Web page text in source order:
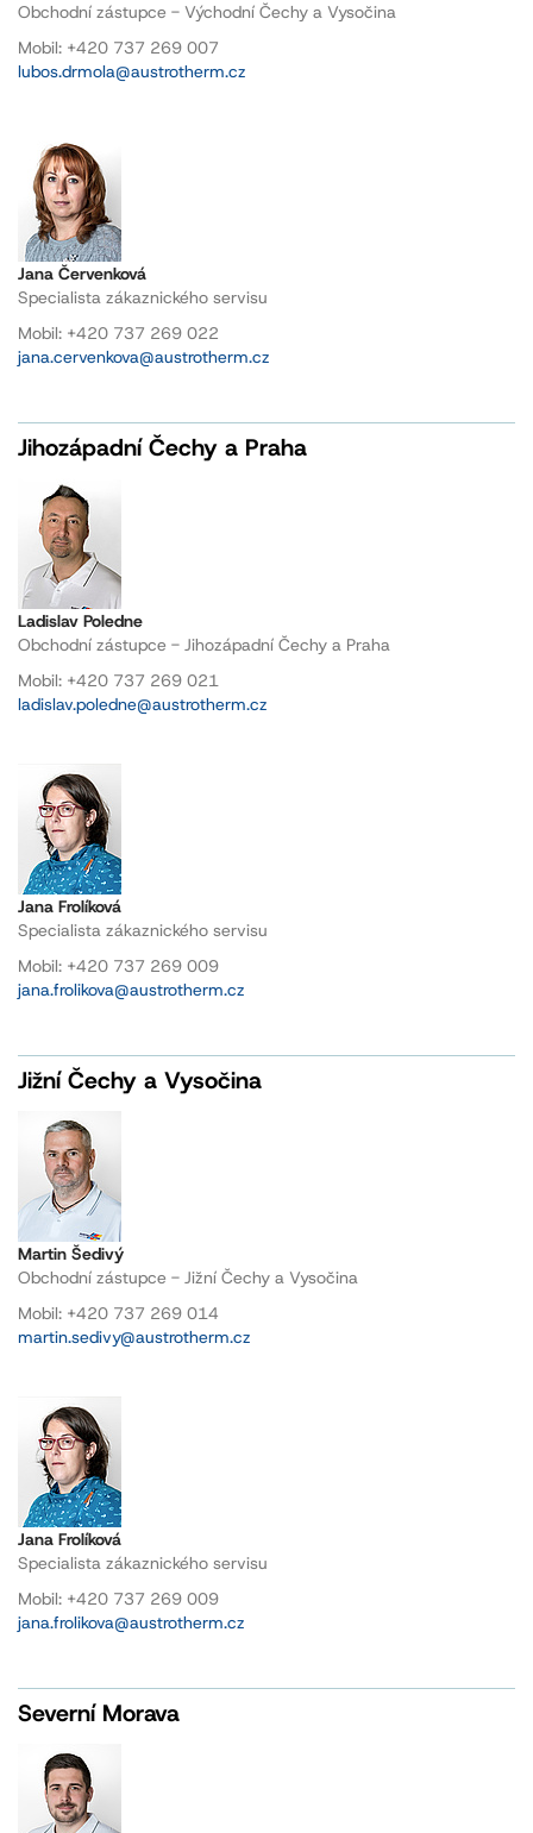
Obchodní zástupce - Východní Čechy a Vysočina
Mobil: +420 737 269 007
lubos.drmola@austrotherm.cz
Jana Červenková
Specialista zákaznického servisu
Mobil: +420 737 269 022
jana.cervenkova@austrotherm.cz
Jihozápadní Čechy a Praha
Ladislav Poledne
Obchodní zástupce - Jihozápadní Čechy a Praha
Mobil: +420 737 269 021
ladislav.poledne@austrotherm.cz
Jana Frolíková
Specialista zákaznického servisu
Mobil: +420 737 269 009
jana.frolikova@austrotherm.cz
Jižní Čechy a Vysočina
Martin Šedivý
Obchodní zástupce - Jižní Čechy a Vysočina
Mobil: +420 737 269 014
martin.sedivy@austrotherm.cz
Jana Frolíková
Specialista zákaznického servisu
Mobil: +420 737 269 009
jana.frolikova@austrotherm.cz
Severní Morava